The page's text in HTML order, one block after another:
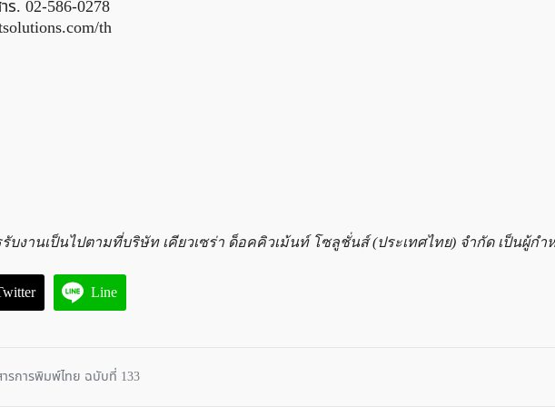
ร. 02-586-0278
th
บงานเป็นไปตามที่บริษัท เคียวเซร่า ด็อคคิวเม้นท์ โซลูชั่นส์ (ประเทศไทย) จำกัด เป็นผู้กำ
Line
ารการพิมพ์ไทย ฉบับที่ 133